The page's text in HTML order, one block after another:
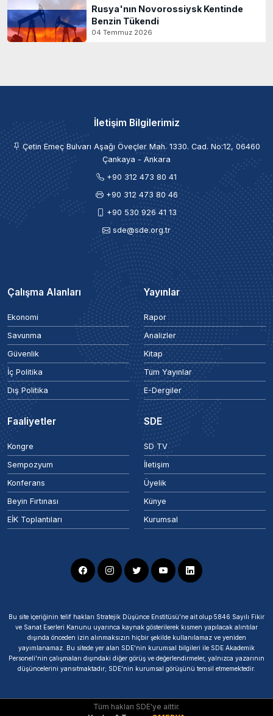
Rusya'nın Novorossiysk Kentinde
Benzin Tükendi
04 Temmuz 2026
İletişim Bilgilerimiz
Çetin Emeç Bulvarı Aşağı Öveçler Mah. 1330. Cad. No:12, 06460
Çankaya - Ankara
+90 312 473 80 41
+90 312 473 80 46
+90 530 926 41 13
sde@sde.org.tr
Çalışma Alanları
Ekonomi
Savunma
Güvenlik
İç Politika
Dış Politika
Yayınlar
Rapor
Analizler
Kitap
Tüm Yayınlar
E-Dergiler
Faaliyetler
Kongre
Sempozyum
Konferans
Beyin Fırtınası
EİK Toplantıları
SDE
SD TV
İletişim
Üyelik
Künye
Kurumsal
Bu site içeriğinin telif hakları Stratejik Düşünce Enstitüsü’ne ait olup 5846 Sayılı Fikir
ve Sanat Eserleri Kanunu uyarınca kaynak gösterilerek kısmen yapılacak alıntılar
dışında önceden izin alınmaksızın hiçbir şekilde kullanılamaz ve yeniden
yayımlanamaz. Bu sitede yer alan SDE'nin kurumsal bilgileri ile SDE Akademik
Personeli'nin çalışmaları dışındaki diğer görüş ve değerlendirmeler, yalnızca yazarının
düşüncelerini yansıtmaktadır; SDE'nin kurumsal görüşünü temsil etmemektedir.
Tüm hakları SDE'ye aittir.